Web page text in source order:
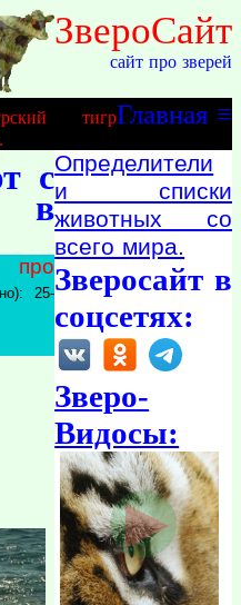
ЗвероСайт
сайт про зверей
≡
Главная
тигр
с
в
про
25-
Определители
и списки
животных со
всего мира.
Зверосайт в
соцсетях:
Зверо-
Видосы: